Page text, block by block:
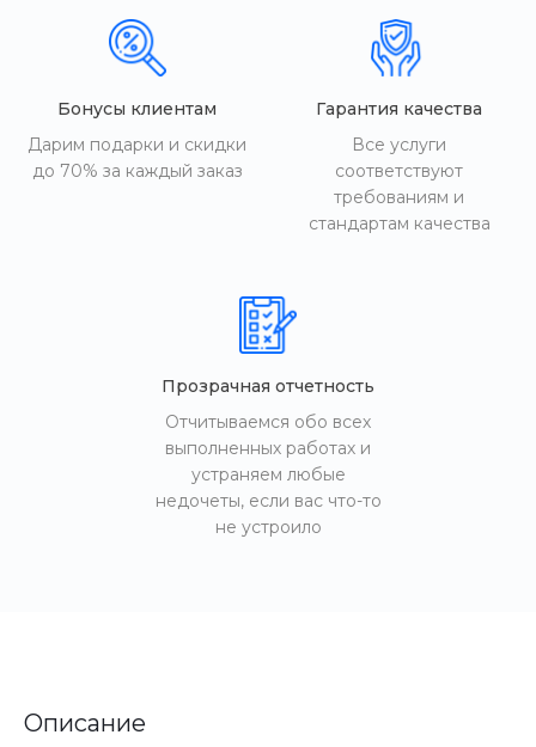
Бонусы клиентам
Дарим подарки и скидки
до 70% за каждый заказ
Гарантия качества
Все услуги
соответствуют
требованиям и
стандартам качества
Прозрачная отчетность
Отчитываемся обо всех
выполненных работах и
устраняем любые
недочеты, если вас что-то
не устроило
Описание